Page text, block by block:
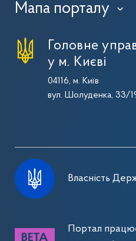
Мапа порталу ›
Головне
у м. Києві
04116, м. Київ
вул. Шолуденка, 33/
Власність
Портал